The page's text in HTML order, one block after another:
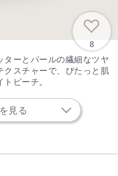
8
ターとパールの繊細なツヤ
クスチャーで、ぴたっと肌
ピーチ。
見る